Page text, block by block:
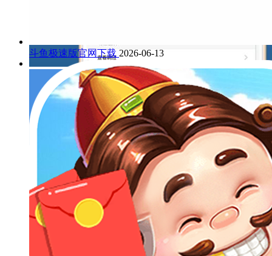
斗鱼极速版官网下载 2026-06-13